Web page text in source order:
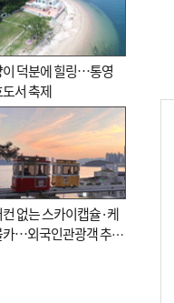
이 덕분에 힐링…통영
서 축제
없는 스카이캡슐·케
카…외국인관광객 추억